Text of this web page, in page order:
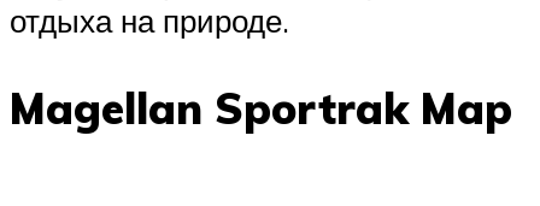
отдыха на природе.
Magellan Sportrak Map